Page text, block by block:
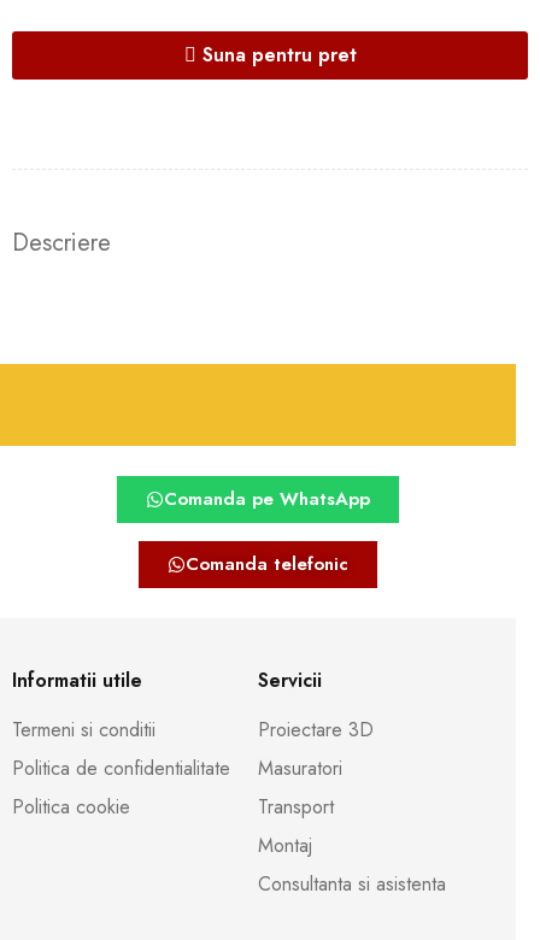
Suna pentru pret
Descriere
Comanda pe WhatsApp
Comanda telefonic
Informatii utile
Termeni si conditii
Politica de confidentialitate
Politica cookie
Servicii
Proiectare 3D
Masuratori
Transport
Montaj
Consultanta si asistenta